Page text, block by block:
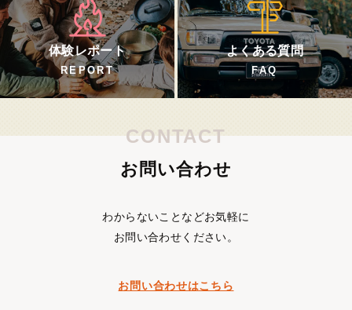
体験レポート
REPORT
よくある質問
FAQ
CONTACT
お問い合わせ
わからないことなどお気軽に
お問い合わせください。
お問い合わせはこちら